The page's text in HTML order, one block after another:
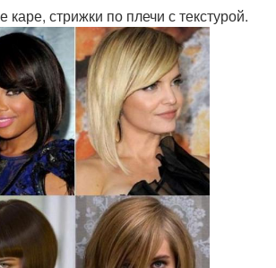
каре, стрижки по плечи с текстурой.